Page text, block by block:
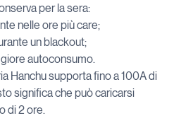
per la sera:
nelle ore più care;
un blackout;
autoconsumo.
Hanchu supporta fino a 100A di
significa che può caricarsi
di 2 ore.